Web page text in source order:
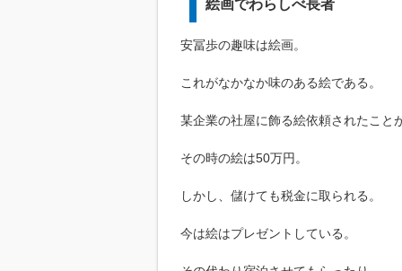
絵画でわらしべ長者
安冨歩の趣味は絵画。
これがなかなか味のある絵である。
某企業の社屋に飾る絵依頼されたこと
その時の絵は50万円。
しかし、儲けても税金に取られる。
今は絵はプレゼントしている。